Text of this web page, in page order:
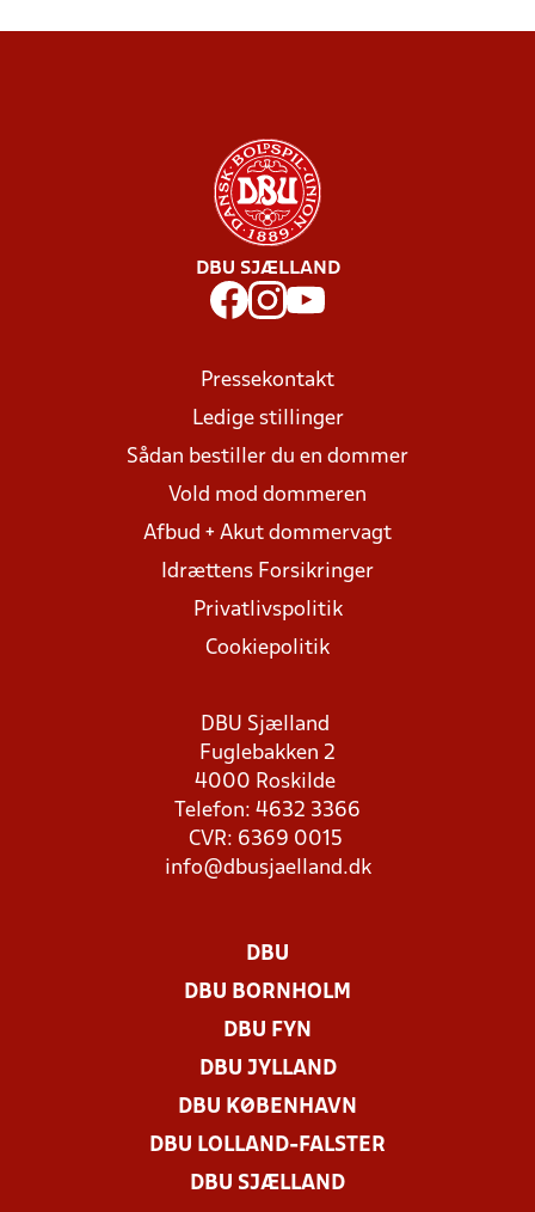
DBU SJÆLLAND
Pressekontakt
Ledige stillinger
Sådan bestiller du en dommer
Vold mod dommeren
Afbud + Akut dommervagt
Idrættens Forsikringer
Privatlivspolitik
Cookiepolitik
DBU Sjælland
Fuglebakken 2
4000 Roskilde
Telefon: 4632 3366
CVR: 6369 0015
info@dbusjaelland.dk
DBU
DBU BORNHOLM
DBU FYN
DBU JYLLAND
DBU KØBENHAVN
DBU LOLLAND-FALSTER
DBU SJÆLLAND